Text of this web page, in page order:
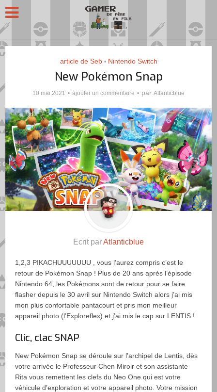
article de Seb • Nintendo Switch
New Pokémon Snap
10 mai 2021 ajouter un commentaire par Atlanticblue
Ecrit parAtlanticblue
1,2,3 PIKACHUUUUUUU , vous l’aurez compris c’est le
retour de Pokémon Snap ! Plus de 20 ans après l’épisode
Nintendo 64, les Pokémons sont de retour pour se faire
flasher depuis le 30 avril sur Nintendo Switch alors j’ai mis
mon plus confortable pantacourt et pris mon meilleur
appareil photo (l’Exploreflex) et j’ai mis le cap sur LENTIS !
Clic, clac SNAP
New Pokémon Snap se déroule sur l’archipel de Lentis, dès
votre arrivée le Professeur Chen Miroir et son assistante
Rita vous remettent les clefs du Neo One qui est votre
véhicule d’exploration et votre appareil photo. Votre mission